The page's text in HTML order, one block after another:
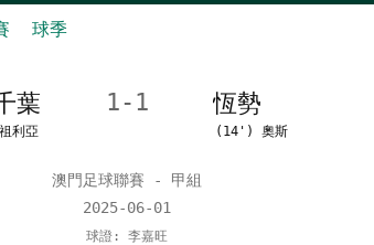
球季
葉 1-1 恆勢
利亞 (14') 奧斯
澳門足球聯賽 - 甲組
2025-06-01
球證: 李嘉旺